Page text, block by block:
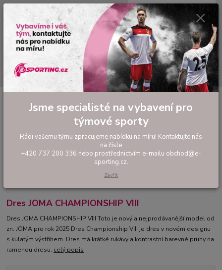
Menu
CZK
Hledat
tel: +420 737 200 336
Pondělí-Pátek: 8 - 17 hodin
0,00 Kč
Dres JOMA CHAMPIONSHIP VIII
Dres JOMA CHAMPIONSHIP VIII
Dres JOMA CHAMPIONSHIP VIII Toto je nový a nejprodávanější model od
zn. JOMA pro rok 2025 Dres Championship VIII je dres v novém designu
s kulatým výstřihem. Dres má krátké rukávy a kontrastní barevné pruhy na
ramenou dresu. celý popis
Jsme specialisté na vybavení pro
týmové sporty
Rádi vašemu týmu zpracujeme nabídku na míru! Kontaktujte nás
na čísle
+420 737 200 336 nebo prostřednictvím e-mailu obchod@e-
sporting.cz.
Zavřít